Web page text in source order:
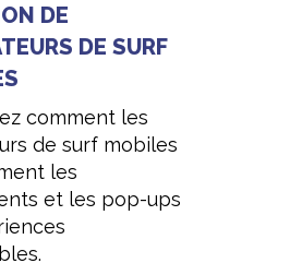
DE
DE SURF
comment les
de surf mobiles
les
et les pop-ups